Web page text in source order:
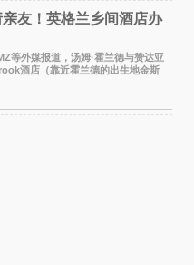
友！英格兰乡间酒店办
外媒报道，汤姆·霍兰德与赞达亚
酒店（靠近霍兰德的出生地金斯
祝